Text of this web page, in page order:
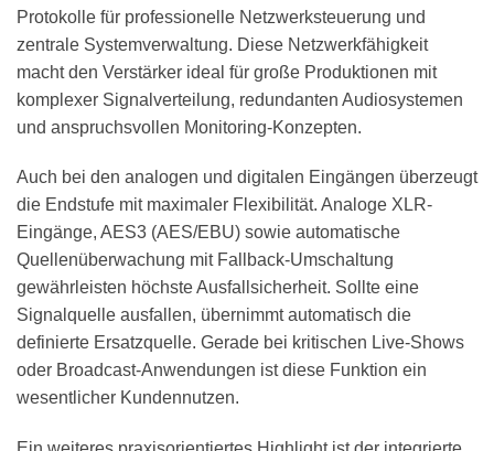
Protokolle für professionelle Netzwerksteuerung und
zentrale Systemverwaltung. Diese Netzwerkfähigkeit
macht den Verstärker ideal für große Produktionen mit
komplexer Signalverteilung, redundanten Audiosystemen
und anspruchsvollen Monitoring-Konzepten.
Auch bei den analogen und digitalen Eingängen überzeugt
die Endstufe mit maximaler Flexibilität. Analoge XLR-
Eingänge, AES3 (AES/EBU) sowie automatische
Quellenüberwachung mit Fallback-Umschaltung
gewährleisten höchste Ausfallsicherheit. Sollte eine
Signalquelle ausfallen, übernimmt automatisch die
definierte Ersatzquelle. Gerade bei kritischen Live-Shows
oder Broadcast-Anwendungen ist diese Funktion ein
wesentlicher Kundennutzen.